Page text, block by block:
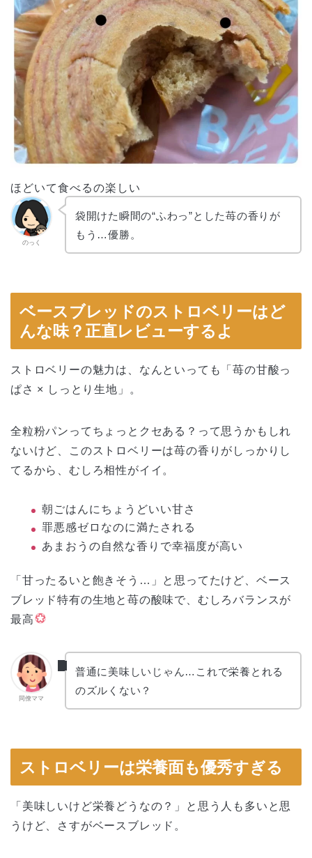
ほどいて食べるの楽しい
のっく
袋開けた瞬間の“ふわっ”とした苺の香りが
もう…優勝。
ベースブレッドのストロベリーはど
んな味？正直レビューするよ
ストロベリーの魅力は、なんといっても「苺の甘酸っ
ぱさ × しっとり生地」。
全粒粉パンってちょっとクセある？って思うかもしれ
ないけど、このストロベリーは苺の香りがしっかりし
てるから、むしろ相性がイイ。
朝ごはんにちょうどいい甘さ
罪悪感ゼロなのに満たされる
あまおうの自然な香りで幸福度が高い
「甘ったるいと飽きそう…」と思ってたけど、ベース
ブレッド特有の生地と苺の酸味で、むしろバランスが
最高
同僚ママ
普通に美味しいじゃん…これで栄養とれる
のズルくない？
ストロベリーは栄養面も優秀すぎる
「美味しいけど栄養どうなの？」と思う人も多いと思
うけど、さすがベースブレッド。